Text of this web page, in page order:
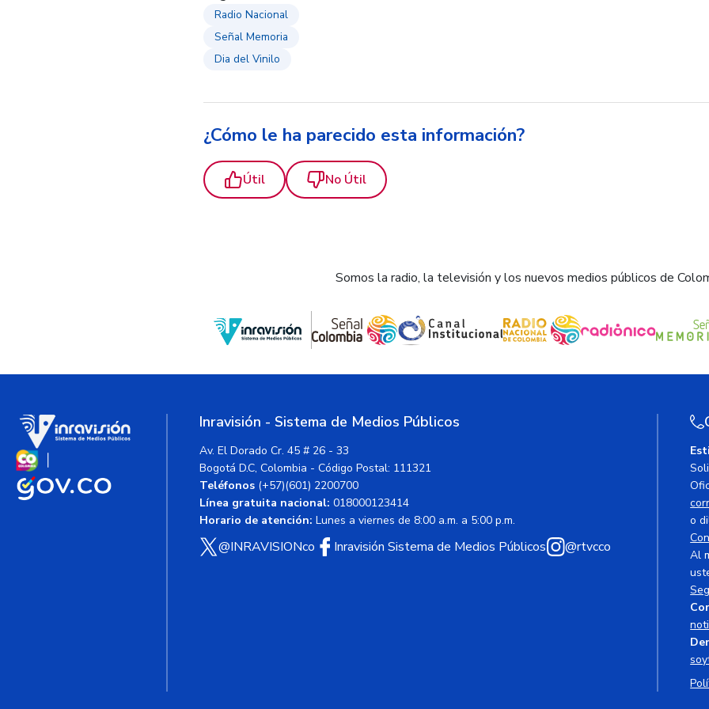
Radio Nacional
Señal Memoria
Dia del Vinilo
¿Cómo le ha parecido esta información?
Útil No Útil
Somos la radio, la televisión y los nuevos medios públicos de
Inravisión - Sistema de Medios Públicos
Av. El Dorado Cr. 45 # 26 - 33
Bogotá D.C, Colombia - Código Postal: 111321
Teléfonos (+57)(601) 2200700
Línea gratuita nacional: 018000123414
Horario de atención: Lunes a viernes de 8:00 a.m. a 5:00 p.m.
@INRAVISIONco Inravisión Sistema de Medios Públicos @rtvcco
o
Al